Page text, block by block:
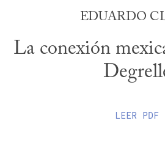
EDUARDO
La conexión
LEER PDF